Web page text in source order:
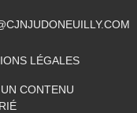
LÉGALES
CONTENU